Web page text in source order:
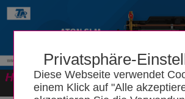
Privatsphäre-
Diese Webseite verwendet
einem Klick auf "Alle